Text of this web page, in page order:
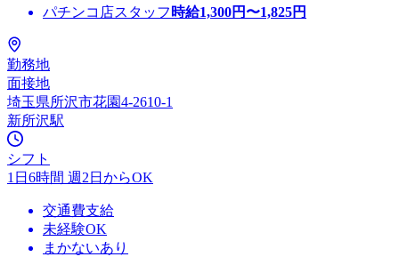
パチンコ店スタッフ 時給1,300円〜1,825円
勤務地
面接地
埼玉県所沢市花園4-2610-1
新所沢駅
シフト
1日6時間 週2日からOK
交通費支給
未経験OK
まかないあり